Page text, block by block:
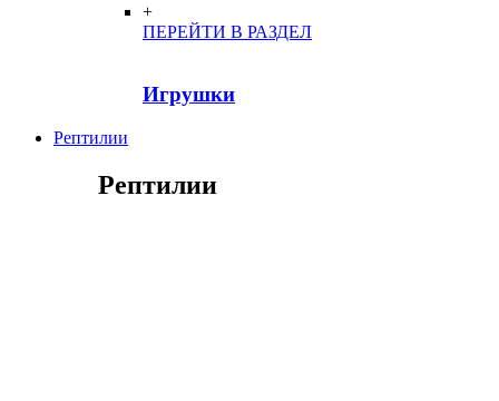
+
ПЕРЕЙТИ В РАЗДЕЛ
Игрушки
Рептилии
Рептилии